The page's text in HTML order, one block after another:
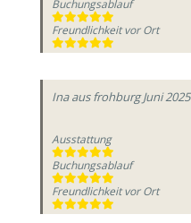
Buchungsablauf
Freundlichkeit vor Ort
Inaaus frohburg Juni 2025
Ausstattung
Buchungsablauf
Freundlichkeit vor Ort